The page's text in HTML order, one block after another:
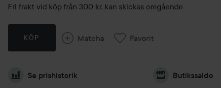
Fri frakt vid köp från 300 kr, kan skickas omgående
KÖP Matcha Favorit
Se prishistorik Butikssaldo